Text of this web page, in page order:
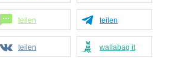
teilen teilen
teilen wallabag it